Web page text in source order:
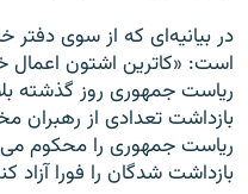
در بیانیه‌ای که از سوی
است: «کاترین اشتون
ریاست جمهوری روز گذشته
بازداشت تعدادی از رهبران
ریاست جمهوری را محکوم
بازداشت شدگان را فورا آزاد